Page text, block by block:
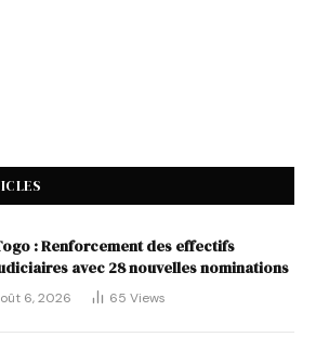
: Renforcement des effectifs
avec 28 nouvelles nominations
6, 2026 65 Views